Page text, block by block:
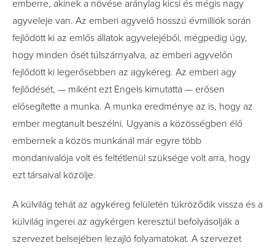
emberre, akinek a növése aránylag kicsi és mégis nagy
agyveleje van. Az emberi agyvelő hosszú évmilliók során
fejlődött ki az emlős állatok agyvelejéből, mégpedig úgy,
hogy minden ősét túlszárnyalva, az emberi agyvelőn
fejlődött ki legerősebben az agykéreg. Az emberi agy
fejlődését, — miként ezt Engels kimutatta — erősen
elősegítette a munka. A munka eredménye az is, hogy az
ember megtanult beszélni. Ugyanis a közösségben élő
embernek a közös munkánál már egyre több
mondanivalója volt és feltétlenül szüksége volt arra, hogy
ezt társaival közölje.
A külvilág tehát az agykéreg felületén tükröződik vissza és a
külvilág ingerei az agykérgen keresztül befolyásolják a
szervezet belsejében lezajló folyamatokat. A szervezet